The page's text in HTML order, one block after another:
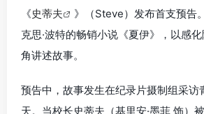
《史蒂夫
》（Steve）发布首支预告
克思·波特的畅销小说《夏伊》，以感
角讲述故事。
预告中，故事发生在纪录片摄制组采访
天。当校长史蒂夫（基里安·墨菲 饰）